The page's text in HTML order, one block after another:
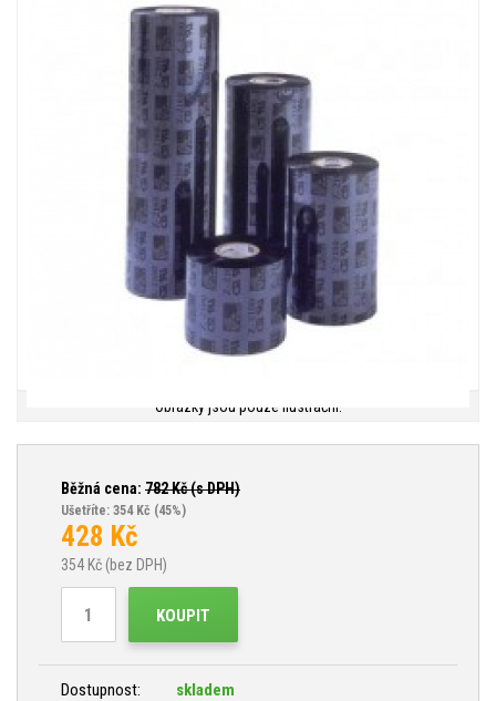
Obrázky jsou pouze ilustrační.
Běžná cena: 782Kč (s DPH)
Ušetříte: 354 Kč (45%)
428 Kč
354 Kč (bez DPH)
KOUPIT
Dostupnost:
skladem